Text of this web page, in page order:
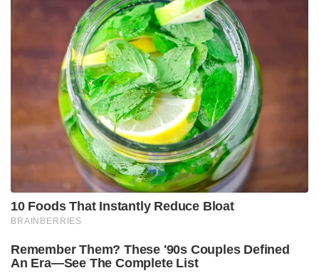
विष्णु-लक्ष्मी पूजन व व्रत कथा
पीली वस्तुओं का दान और मंत्र जाप
शिक्षा में सफलता गुरुवार व्रत, हल्दी का तिलक
संतान सुख ब्राह्मण भोजन और जप
कुंडली के गुरु दोष निवारण गाय को दाल-गुड़ और जल में हल्दी स्नान
गुरुवार का दिन जीवन में शुभता और सौभाग्य लेकर आता है,
विशेष रूप से उन लोगों के लिए जो बृहस्पति की कृपा पाना
चाहते हैं। यदि आप इस दिन विधिपूर्वक उपाय करें, तो न केवल
आर्थिक स्थिति मजबूत होती है बल्कि वैवाहिक और शैक्षणिक
बाधाएं भी समाप्त होती हैं।